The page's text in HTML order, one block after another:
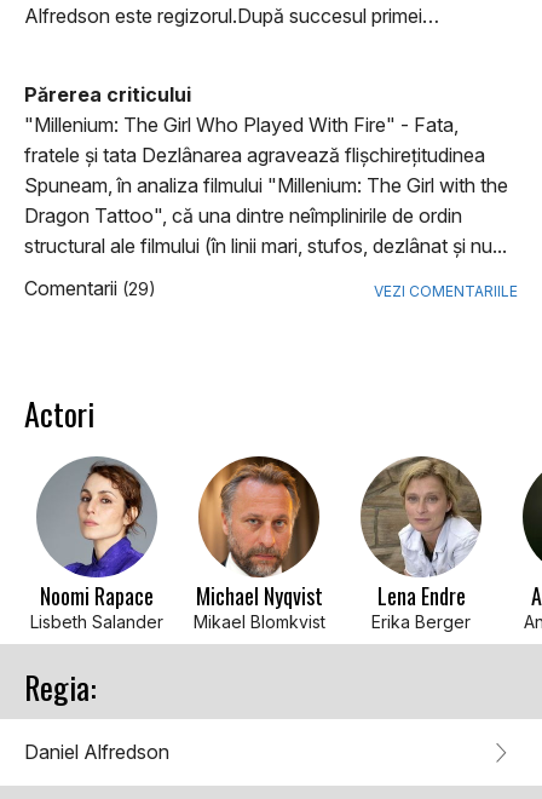
Alfredson este regizorul.După succesul primei…
Părerea criticului
"Millenium: The Girl Who Played With Fire" - Fata,
fratele şi tata Dezlânarea agravează flişchireţitudinea
Spuneam, în analiza filmului "Millenium: The Girl with the
Dragon Tattoo", că una dintre neîmplinirile de ordin
structural ale filmului (în linii mari, stufos, dezlânat şi nu...
Comentarii (29) VEZI COMENTARIILE
Actori
Noomi Rapace
Lisbeth Salander
Michael Nyqvist
Mikael Blomkvist
Lena Endre
Erika Berger
Regia:
Daniel Alfredson